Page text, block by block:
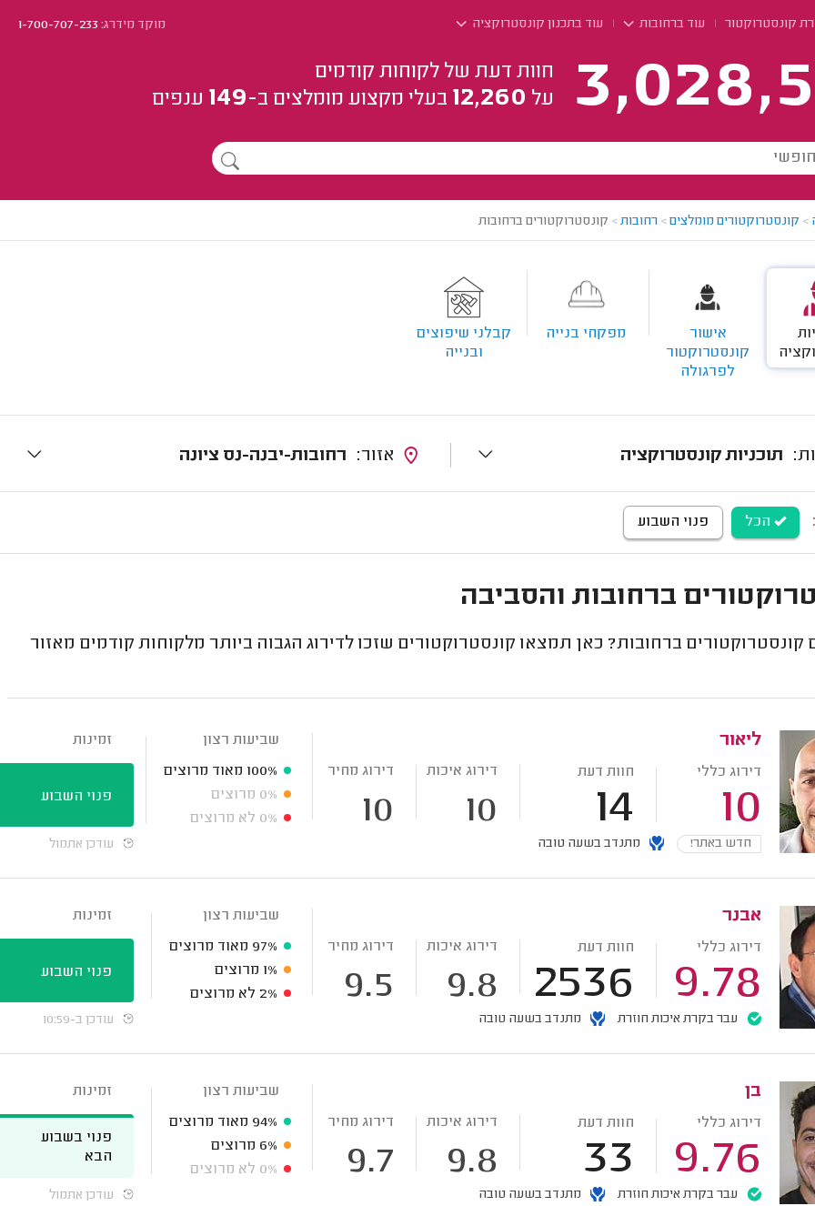
קונסטרוקטור עוד ברחובות עוד בתכנון קונסטרוקציה מוקד מידרג:1-700-707-233
חוות דעת של לקוחות קודמים
על 12,260 בעלי מקצוע מומלצים ב-149 ענפים
> קונסטרוקטורים מומלצים> רחובות> קונסטרוקטורים ברחובות
אישור
קונסטרוקטור
לפרגולה
מפקחי בנייה
קבלני שיפוצים
ובנייה
תוכניות קונסטרוקציה רחובות-יבנה-נס ציונה
הכל פנוי השבוע
ברחובות והסביבה
ברחובות? כאן תמצאו קונסטרוקטורים שזכו לדירוג הגבוה ביותר מלקוחות קודמים מאזור
ליאור
דירוג כללי
10
חוות דעת
14
דירוג איכות
10
דירוג מחיר
10
חדש באתר! מתנדב בשעה טובה
שביעות רצון
100% מאוד מרוצים
0% מרוצים
0% לא מרוצים
זמינות
פנוי השבוע
עודכן אתמול
אבנר
דירוג כללי
9.78
חוות דעת
2536
דירוג איכות
9.8
דירוג מחיר
9.5
עבר בקרת איכות חוזרת מתנדב בשעה טובה
שביעות רצון
97% מאוד מרוצים
1% מרוצים
2% לא מרוצים
זמינות
פנוי השבוע
עודכן ב-10:59
בן
דירוג כללי
9.76
חוות דעת
33
דירוג איכות
9.8
דירוג מחיר
9.7
עבר בקרת איכות חוזרת מתנדב בשעה טובה
שביעות רצון
94% מאוד מרוצים
6% מרוצים
0% לא מרוצים
זמינות
פנוי בשבוע
הבא
עודכן אתמול